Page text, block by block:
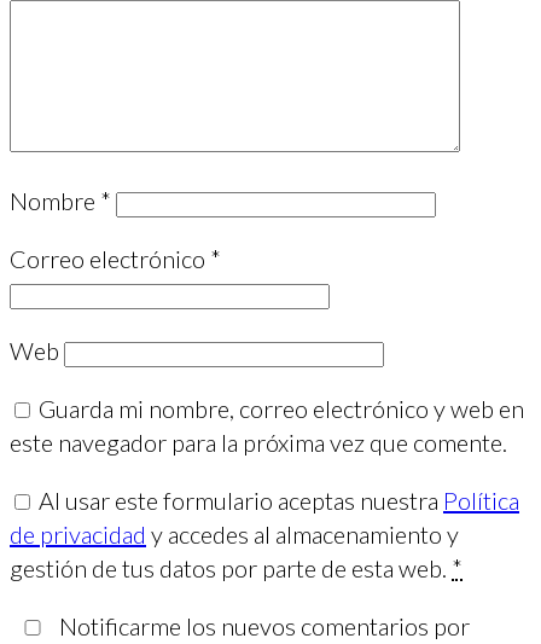
Nombre *
Correo electrónico *
Web
Guarda mi nombre, correo electrónico y web en
este navegador para la próxima vez que comente.
Al usar este formulario aceptas nuestra Política
de privacidad y accedes al almacenamiento y
gestión de tus datos por parte de esta web. *
Notificarme los nuevos comentarios por